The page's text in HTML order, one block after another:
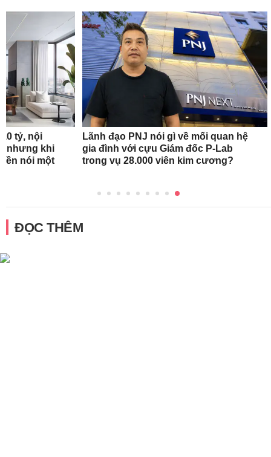
tỷ, nội
nhưng khi
nói một
Lãnh đạo PNJ nói gì về mối quan hệ
gia đình với cựu Giám đốc P-Lab
trong vụ 28.000 viên kim cương?
ĐỌC THÊM